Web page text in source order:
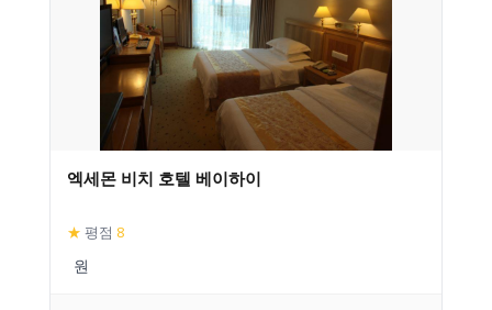
엑세몬 비치 호텔 베이하이
★ 평점 8